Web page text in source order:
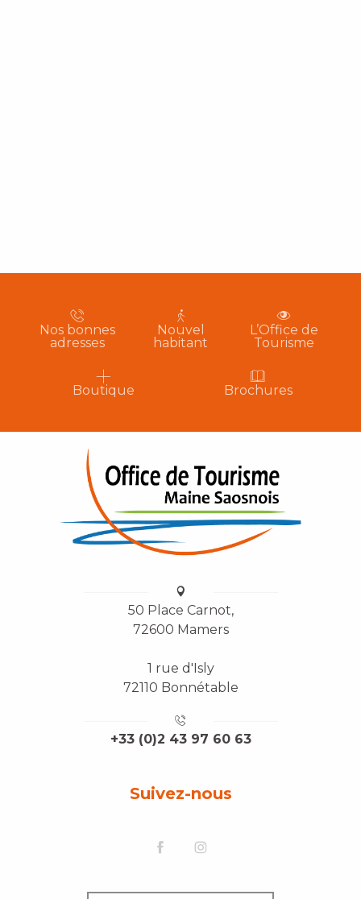
Nos bonnes
adresses
Nouvel
habitant
L’Office de
Tourisme
Boutique Brochures
50 Place Carnot,
72600 Mamers
1 rue d'Isly
72110 Bonnétable
+33 (0)2 43 97 60 63
Suivez-nous